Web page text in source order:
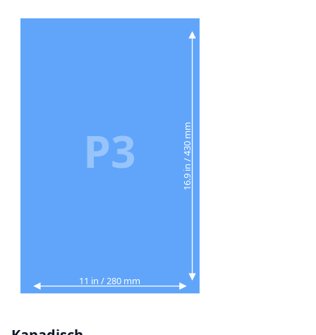
11 in / 280 mm
16.9 in / 430 mm
P3